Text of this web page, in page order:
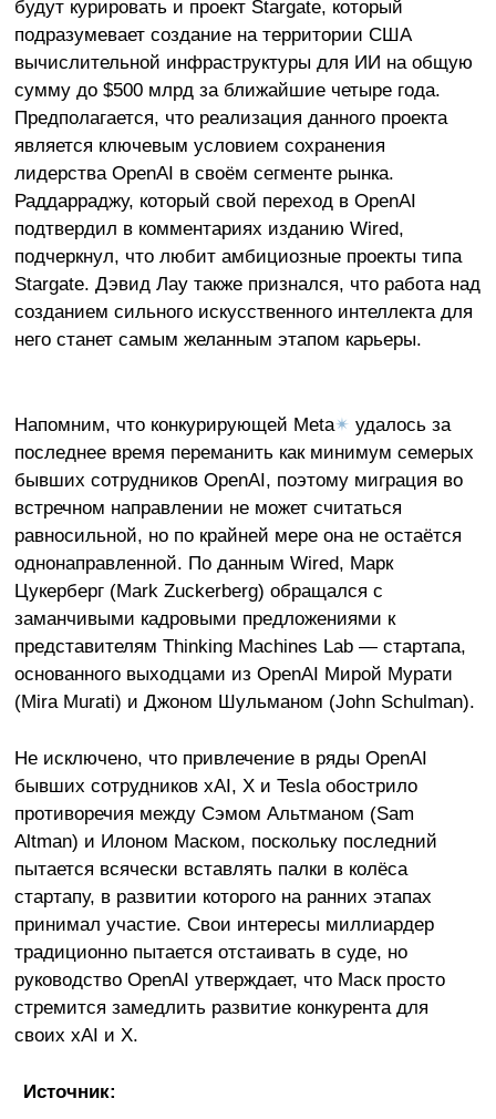
будут курировать и проект Stargate, который
подразумевает создание на территории США
вычислительной инфраструктуры для ИИ на общую
сумму до $500 млрд за ближайшие четыре года.
Предполагается, что реализация данного проекта
является ключевым условием сохранения
лидерства OpenAI в своём сегменте рынка.
Раддарраджу, который свой переход в OpenAI
подтвердил в комментариях изданию Wired,
подчеркнул, что любит амбициозные проекты типа
Stargate. Дэвид Лау также признался, что работа над
созданием сильного искусственного интеллекта для
него станет самым желанным этапом карьеры.
Напомним, что конкурирующей Meta✴ удалось за
последнее время переманить как минимум семерых
бывших сотрудников OpenAI, поэтому миграция во
встречном направлении не может считаться
равносильной, но по крайней мере она не остаётся
однонаправленной. По данным Wired, Марк
Цукерберг (Mark Zuckerberg) обращался с
заманчивыми кадровыми предложениями к
представителям Thinking Machines Lab — стартапа,
основанного выходцами из OpenAI Мирой Мурати
(Mira Murati) и Джоном Шульманом (John Schulman).
Не исключено, что привлечение в ряды OpenAI
бывших сотрудников xAI, X и Tesla обострило
противоречия между Сэмом Альтманом (Sam
Altman) и Илоном Маском, поскольку последний
пытается всячески вставлять палки в колёса
стартапу, в развитии которого на ранних этапах
принимал участие. Свои интересы миллиардер
традиционно пытается отстаивать в суде, но
руководство OpenAI утверждает, что Маск просто
стремится замедлить развитие конкурента для
своих xAI и X.
Источник: